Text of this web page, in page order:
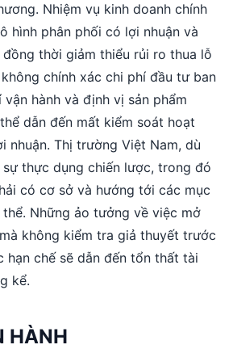
Nhiệm vụ kinh doanh chính
hình phân phối có lợi nhuận và
thời giảm thiểu rủi ro thua lỗ
chính xác chi phí đầu tư ban
hành và định vị sản phẩm
dẫn đến mất kiểm soát hoạt
nhuận. Thị trường Việt Nam, dù
thực dụng chiến lược, trong đó
có cơ sở và hướng tới các mục
Những ảo tưởng về việc mở
không kiểm tra giả thuyết trước
hạn chế sẽ dẫn đến tổn thất tài
kể.
HÀNH